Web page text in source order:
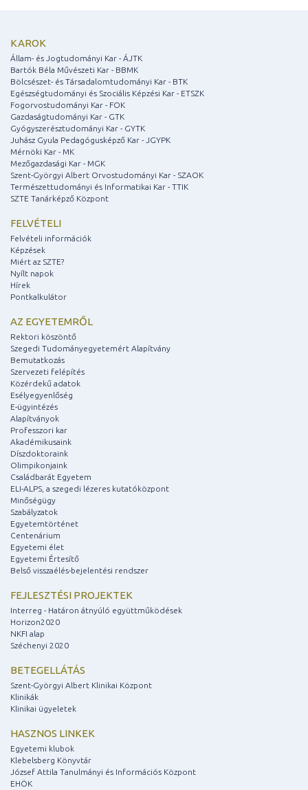
KAROK
Állam- és Jogtudományi Kar - ÁJTK
Bartók Béla Művészeti Kar - BBMK
Bölcsészet- és Társadalomtudományi Kar - BTK
Egészségtudományi és Szociális Képzési Kar - ETSZK
Fogorvostudományi Kar - FOK
Gazdaságtudományi Kar - GTK
Gyógyszerésztudományi Kar - GYTK
Juhász Gyula Pedagógusképző Kar - JGYPK
Mérnöki Kar - MK
Mezőgazdasági Kar - MGK
Szent-Györgyi Albert Orvostudományi Kar - SZAOK
Természettudományi és Informatikai Kar - TTIK
SZTE Tanárképző Központ
FELVÉTELI
Felvételi információk
Képzések
Miért az SZTE?
Nyílt napok
Hírek
Pontkalkulátor
AZ EGYETEMRŐL
Rektori köszöntő
Szegedi Tudományegyetemért Alapítvány
Bemutatkozás
Szervezeti felépítés
Közérdekű adatok
Esélyegyenlőség
E-ügyintézés
Alapítványok
Professzori kar
Akadémikusaink
Díszdoktoraink
Olimpikonjaink
Családbarát Egyetem
ELI-ALPS, a szegedi lézeres kutatóközpont
Minőségügy
Szabályzatok
Egyetemtörténet
Centenárium
Egyetemi élet
Egyetemi Értesítő
Belső visszaélés-bejelentési rendszer
FEJLESZTÉSI PROJEKTEK
Interreg - Határon átnyúló együttműködések
Horizon2020
NKFI alap
Széchenyi 2020
BETEGELLÁTÁS
Szent-Györgyi Albert Klinikai Központ
Klinikák
Klinikai ügyeletek
HASZNOS LINKEK
Egyetemi klubok
Klebelsberg Könyvtár
József Attila Tanulmányi és Információs Központ
EHÖK